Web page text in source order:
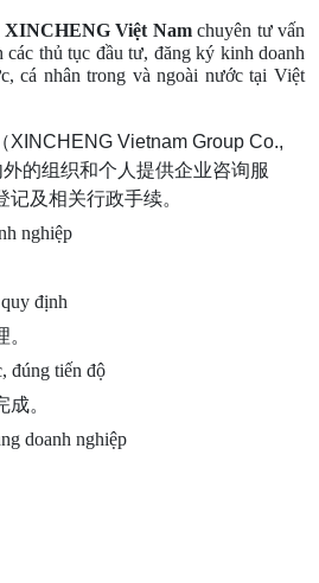
XINCHENG Việt Nam chuyên tư vấn
các thủ tục đầu tư, đăng ký kinh doanh
cá nhân trong và ngoài nước tại Việt
XINCHENG Vietnam Group Co.,
的组织和个人提供企业咨询服
及相关行政手续。
nghiệp
định
đúng tiến độ
。
doanh nghiệp